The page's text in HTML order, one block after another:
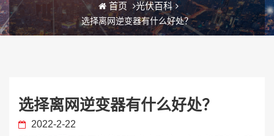
首页 光伏百科
选择离网逆变器有什么好处？
选择离网逆变器有什么好处？
2022-2-22